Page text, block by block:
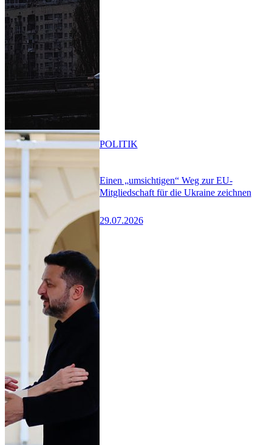
Einen „umsichtigen“ Weg zur EU-
Mitgliedschaft für die Ukraine zeichnen
29.07.2026
POLITIK